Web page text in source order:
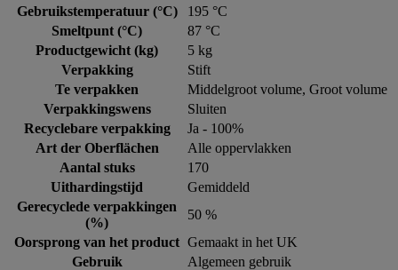
Gebruikstemperatuur (°C)
195 °C
Smeltpunt (°C)
87 °C
Productgewicht (kg)
5 kg
Verpakking
Stift
Te verpakken
Middelgroot volume, Groot volume
Verpakkingswens
Sluiten
Recyclebare verpakking
Ja - 100%
Art der Oberflächen
Alle oppervlakken
Aantal stuks
170
Uithardingstijd
Gemiddeld
Gerecyclede verpakkingen
(%)
50 %
Oorsprong van het product Gemaakt in het UK
Gebruik
Algemeen gebruik